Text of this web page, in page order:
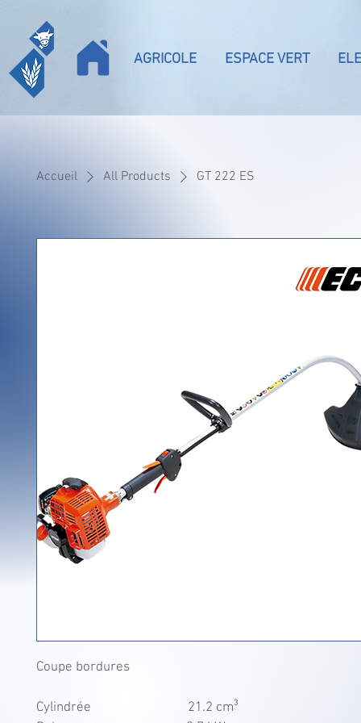
AGRICOLE ESPACE VERT
Accueil All Products GT 222 ES
Coupe bordures
Cylindrée                              21.2 cm³